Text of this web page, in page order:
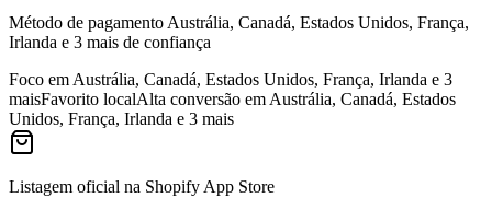
Método de pagamento Austrália, Canadá, Estados Unidos, França,
Irlanda e 3 mais de confiança
Foco em Austrália, Canadá, Estados Unidos, França, Irlanda e 3
maisFavorito localAlta conversão em Austrália, Canadá, Estados
Unidos, França, Irlanda e 3 mais
Listagem oficial na Shopify App Store